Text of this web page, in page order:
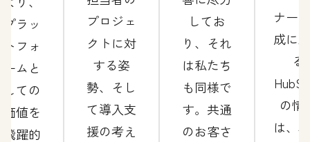
プラッ
トフォ
ームと
しての
価値を
飛躍的
プロジェ
クトに対
する姿
勢、そし
て導入支
援の考え
してお
り、それ
は私たち
も同様で
す。共通
のお客さ
ナー
成に
る
の情
は、